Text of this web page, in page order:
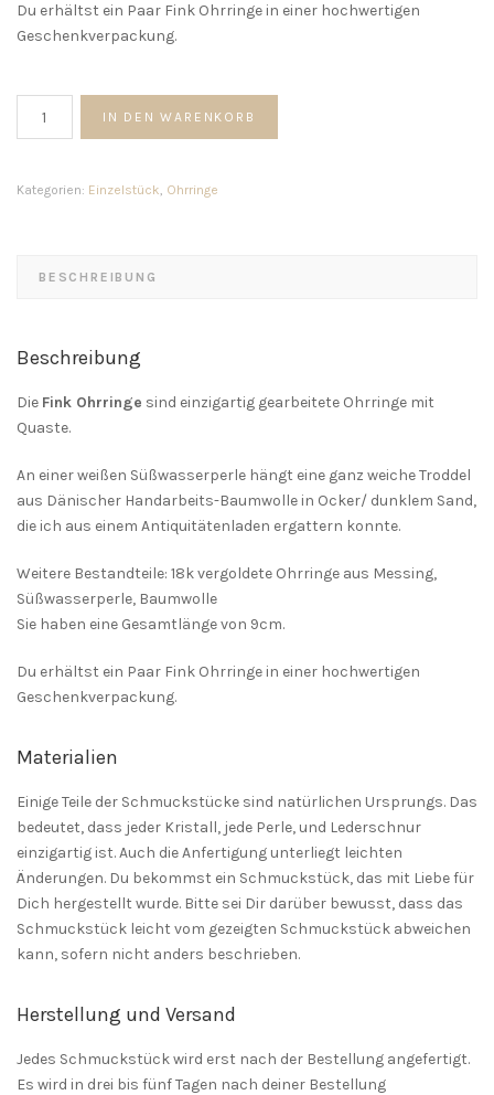
Du erhältst ein Paar Fink Ohrringe in einer hochwertigen
Geschenkverpackung.
Quaste
IN DEN WARENKORB
Kategorien: Einzelstück, Ohrringe
BESCHREIBUNG
Beschreibung
Die Fink Ohrringe sind einzigartig gearbeitete Ohrringe mit
Quaste.
An einer weißen Süßwasserperle hängt eine ganz weiche Troddel
aus Dänischer Handarbeits-Baumwolle in Ocker/ dunklem Sand,
die ich aus einem Antiquitätenladen ergattern konnte.
Weitere Bestandteile: 18k vergoldete Ohrringe aus Messing,
Süßwasserperle, Baumwolle
Sie haben eine Gesamtlänge von 9cm.
Du erhältst ein Paar Fink Ohrringe in einer hochwertigen
Geschenkverpackung.
Materialien
Einige Teile der Schmuckstücke sind natürlichen Ursprungs. Das
bedeutet, dass jeder Kristall, jede Perle, und Lederschnur
einzigartig ist. Auch die Anfertigung unterliegt leichten
Änderungen. Du bekommst ein Schmuckstück, das mit Liebe für
Dich hergestellt wurde. Bitte sei Dir darüber bewusst, dass das
Schmuckstück leicht vom gezeigten Schmuckstück abweichen
kann, sofern nicht anders beschrieben.
Herstellung und Versand
Jedes Schmuckstück wird erst nach der Bestellung angefertigt.
Es wird in drei bis fünf Tagen nach deiner Bestellung